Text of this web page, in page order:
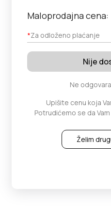
Maloprodajna cena:
*Za odloženo plaćanje
Nije
Ne
Upišite cenu koja
Potrudićemo se da
Želim